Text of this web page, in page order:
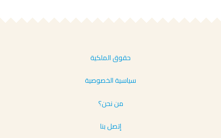
حقوق الملكية
سياسية الخصوصية
من نحن؟
إتصل بنا